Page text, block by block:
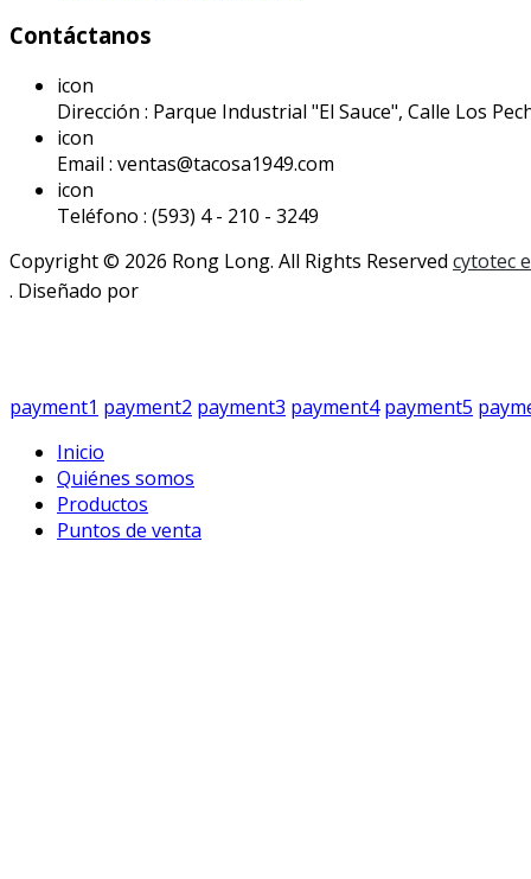
Contáctanos
icon
Dirección : Parque Industrial "El Sauce", Calle Los
icon
Email : ventas@tacosa1949.com
icon
Teléfono : (593) 4 - 210 - 3249
Copyright © 2026 Rong Long. All Rights Reserved cytotec
. Diseñado por
payment1 payment2 payment3 payment4 payment5
Inicio
Quiénes somos
Productos
Puntos de venta